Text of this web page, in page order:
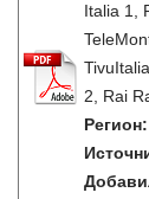
Italia 1,
2, Rai
Регион: